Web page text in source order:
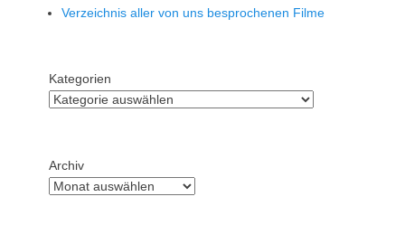
Verzeichnis aller von uns besprochenen Filme
Kategorien
Archiv